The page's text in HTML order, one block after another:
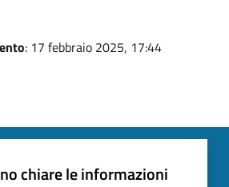
: 17 febbraio 2025, 17:44
chiare le informazioni